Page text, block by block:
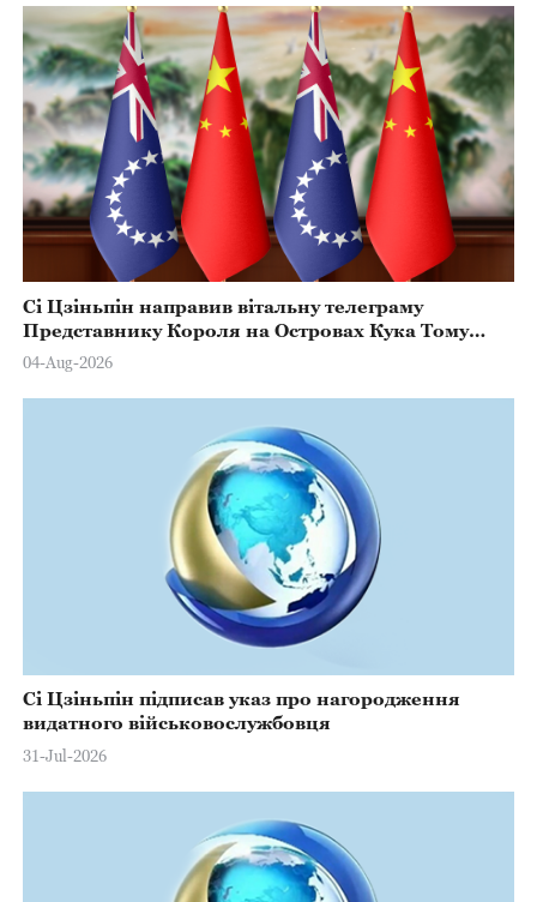
Сі Цзіньпін направив вітальну телеграму
Представнику Короля на Островах Кука Тому
Марстерсу з нагоди Дня Конституції
04-Aug-2026
Сі Цзіньпін підписав указ про нагородження
видатного військовослужбовця
31-Jul-2026